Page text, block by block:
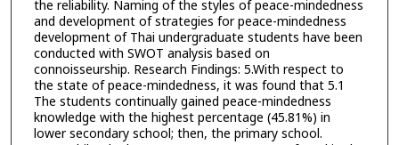
the reliability. Naming of the styles of peace-mindedness
and development of strategies for peace-mindedness
development of Thai undergraduate students have been
conducted with SWOT analysis based on
connoisseurship. Research Findings: 5.With respect to
the state of peace-mindedness, it was found that 5.1
The students continually gained peace-mindedness
knowledge with the highest percentage (45.81%) in
lower secondary school; then, the primary school.